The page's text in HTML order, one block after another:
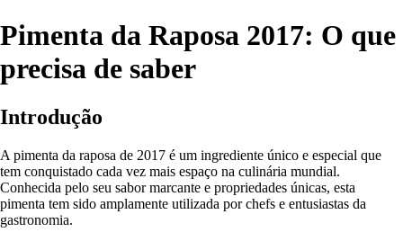
Pimenta da Raposa 2017: O que
precisa de saber
Introdução
A pimenta da raposa de 2017 é um ingrediente único e especial que
tem conquistado cada vez mais espaço na culinária mundial.
Conhecida pelo seu sabor marcante e propriedades únicas, esta
pimenta tem sido amplamente utilizada por chefs e entusiastas da
gastronomia.